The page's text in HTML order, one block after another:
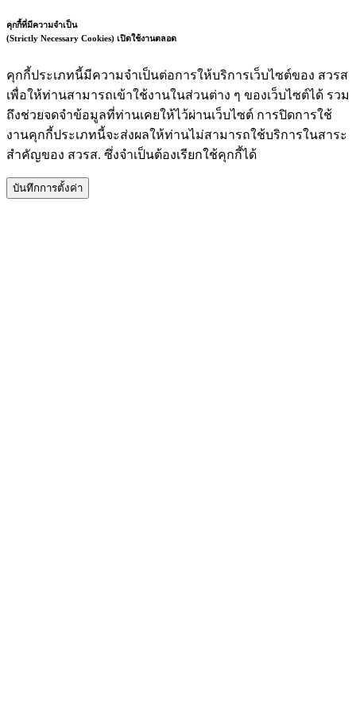
คุกกี้ที่มีความจำเป็น
(Strictly Necessary Cookies) เปิดใช้งานตลอด
คุกกี้ประเภทนี้มีความจำเป็นต่อการให้บริการเว็บไซต์ของ สวรส
เพื่อให้ท่านสามารถเข้าใช้งานในส่วนต่าง ๆ ของเว็บไซต์ได้ รวม
ถึงช่วยจดจำข้อมูลที่ท่านเคยให้ไว้ผ่านเว็บไซต์ การปิดการใช้
งานคุกกี้ประเภทนี้จะส่งผลให้ท่านไม่สามารถใช้บริการในสาระ
สำคัญของ สวรส. ซึ่งจำเป็นต้องเรียกใช้คุกกี้ได้
บันทึกการตั้งค่า